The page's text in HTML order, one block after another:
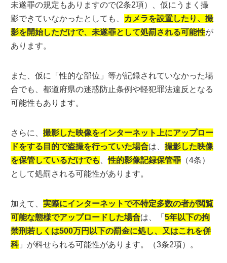
未遂罪の規定もありますので(2条2項）、仮にうまく撮
影できていなかったとしても、
カメラを設置したり、撮
影を開始しただけで、未遂罪として処罰される可能性が
あります。
また、仮に「性的な部位」等が記録されていなかった場
合でも、都道府県の迷惑防止条例や軽犯罪法違反となる
可能性もあります。
さらに、撮影した映像をインターネット上にアップロー
ドをする目的で盗撮を行っていた場合は、撮影した映像
を保管しているだけでも
、性的影像記録保管罪 （4条）
として処罰される可能性があります。
加えて、実際にインターネットで不特定多数の者が閲覧
可能な態様でアップロードした場合は、「5年以下の拘
禁刑若しくは500万円以下の罰金に処し、又はこれを併
科」が科せられる可能性があります。（3条2項）。